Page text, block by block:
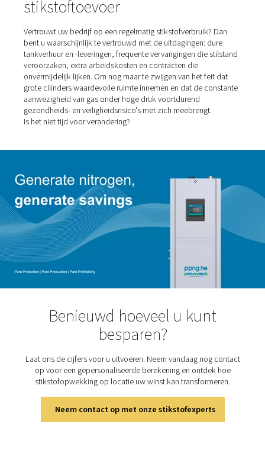
Waarom Betalen Voor Stikstof Als Je Zelf Stikstof Kunt
Neem de controle over uw
stikstoftoevoer
bent u waarschijnlijk te vertrouwd met de uitdagingen:
veroorzaken, extra arbeidskosten en contracten die
onvermijdelijk lijken. Om nog maar te zwijgen van het
grote cilinders waardevolle ruimte innemen en dat de
aanwezigheid van gas onder hoge druk voortdurend
gezondheids- en veiligheidsrisico's met zich meebrengt.
Is het niet tijd voor verandering?